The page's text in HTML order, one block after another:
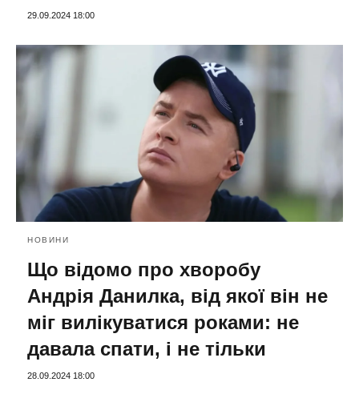
29.09.2024 18:00
НОВИНИ
Що відомо про хворобу
Андрія Данилка, від якої він не
міг вилікуватися роками: не
давала спати, і не тільки
28.09.2024 18:00